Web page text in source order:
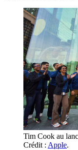
Tim Cook au
Crédit : Apple.